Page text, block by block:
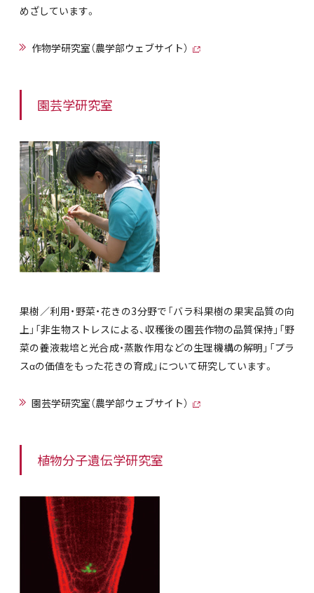
めざしています。
作物学研究室（農学部ウェブサイト）
園芸学研究室
果樹／利用・野菜・花きの3分野で「バラ科果樹の果実品質の向
上」「非生物ストレスによる、収穫後の園芸作物の品質保持」「野
菜の養液栽培と光合成・蒸散作用などの生理機構の解明」「プラ
スαの価値をもった花きの育成」について研究しています。
園芸学研究室（農学部ウェブサイト）
植物分子遺伝学研究室